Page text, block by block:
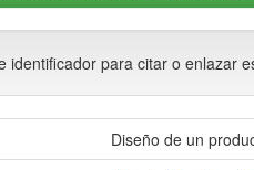
identificador para citar o enlazar
Diseño de un